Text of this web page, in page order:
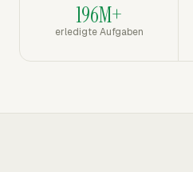
196M+
erledigte Aufgaben